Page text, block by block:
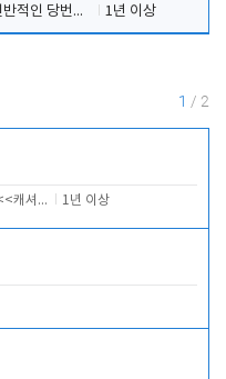
전반적인 당번업무
1년 이상
1 / 2
베팅.,청소<<캐셔 모셔봅니다. 1년 이상